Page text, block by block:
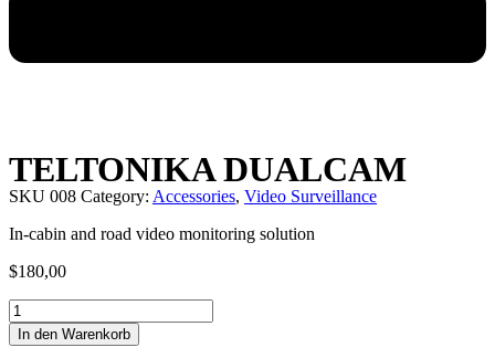
TELTONIKA DUALCAM
SKU 008 Category: Accessories, Video Surveillance
In-cabin and road video monitoring solution
$180,00
TELTONIKA
DUALCAM
Menge
In den Warenkorb